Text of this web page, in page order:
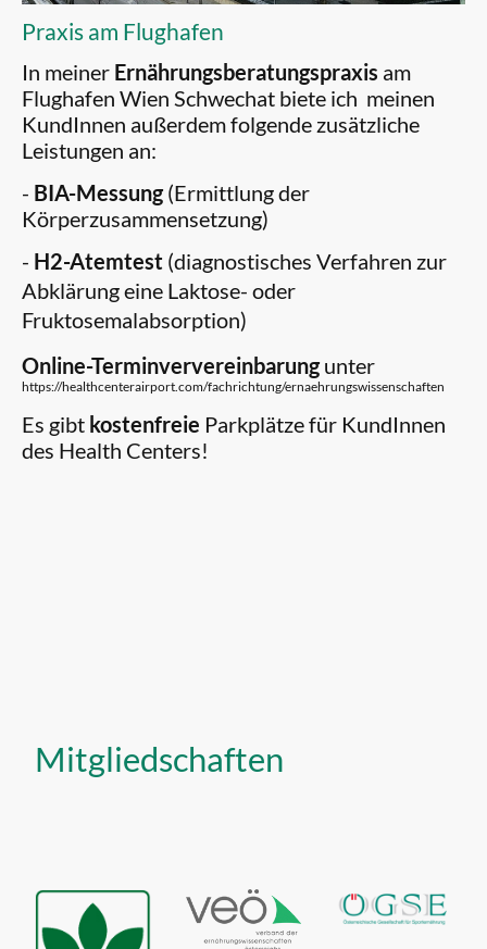
Praxis am Flughafen
In meiner Ernährungsberatungspraxis am
Flughafen Wien Schwechat biete ich meinen
KundInnen außerdem folgende zusätzliche
Leistungen an:
- BIA-Messung(Ermittlung der
Körperzusammensetzung)
- H2-Atemtest (diagnostisches Verfahren zur
Abklärung eine Laktose- oder
Fruktosemalabsorption)
Online-Terminververeinbarungunter
https://healthcenterairport.com/fachrichtung/ernaehrungswissenschaften
Es gibt kostenfreie Parkplätze für KundInnen
des Health Centers!
Mitgliedschaften